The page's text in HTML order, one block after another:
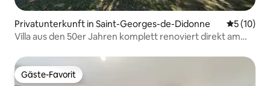
Privatunterkunft in Saint-Georges-de-Didonne
5 (10)
Villa aus den 50er Jahren komplett renoviert direkt am
Gäste-Favorit
Gäste-Favorit